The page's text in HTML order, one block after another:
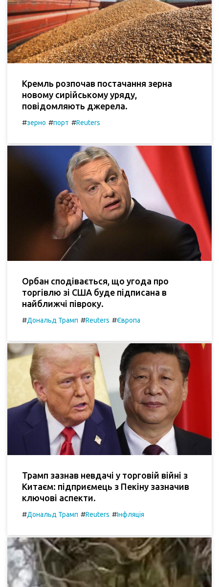
Кремль розпочав постачання зерна
новому сирійському уряду,
повідомляють джерела.
#зерно #порт #Reuters
Орбан сподівається, що угода про
торгівлю зі США буде підписана в
найближчі півроку.
#Дональд Трамп #Reuters #Європа
Трамп зазнав невдачі у торговій війні з
Китаєм: підприємець з Пекіну зазначив
ключові аспекти.
#Дональд Трамп #Reuters #Інфляція